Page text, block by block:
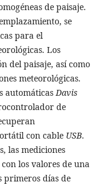
de paisaje.
se
para el
Los
del paisaje, así como
meteorológicas.
automáticasDavis
de
con cable USB.
las mediciones
los valores de una
primeros días de